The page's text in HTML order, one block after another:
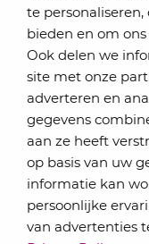
te
bieden en om
Ook delen we
site met onze
adverteren en
gegevens
aan ze heeft
op basis van uw
informatie kan
persoonlijke
van advertenties
Schrijf je in
Elke maand
de eSigt het
Jouw emailadres
Inschrijven